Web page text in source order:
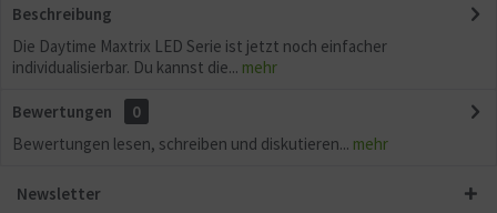
Beschreibung
Die Daytime Maxtrix LED Serie ist jetzt noch einfacher
individualisierbar. Du kannst die... mehr
Bewertungen
0
Bewertungen lesen, schreiben und diskutieren... mehr
Newsletter